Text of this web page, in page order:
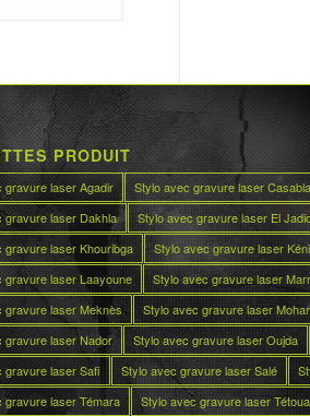
PRODUIT
gravure laser Agadir
Stylo avec gravure laser
gravure laser Dakhla
Stylo avec gravure laser El
gravure laser Khouribga
Stylo avec gravure laser
gravure laser Laayoune
Stylo avec gravure laser
gravure laser Meknès
Stylo avec gravure laser
gravure laser Nador
Stylo avec gravure laser Oujda
gravure laser Safi
Stylo avec gravure laser Salé
gravure laser Témara
Stylo avec gravure laser